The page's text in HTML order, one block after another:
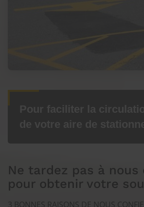
Ne tardez pas à
pour obtenir votre
3 BONNES RAISONS DE NOUS